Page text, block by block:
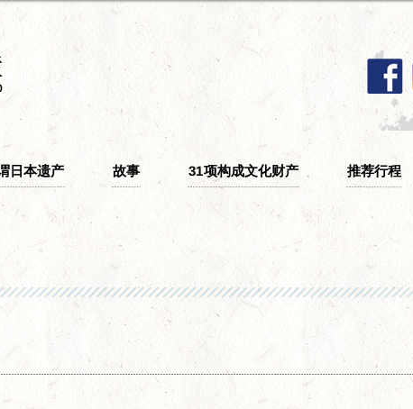
日本遗产 故事 31项构成文化财产 推荐行程